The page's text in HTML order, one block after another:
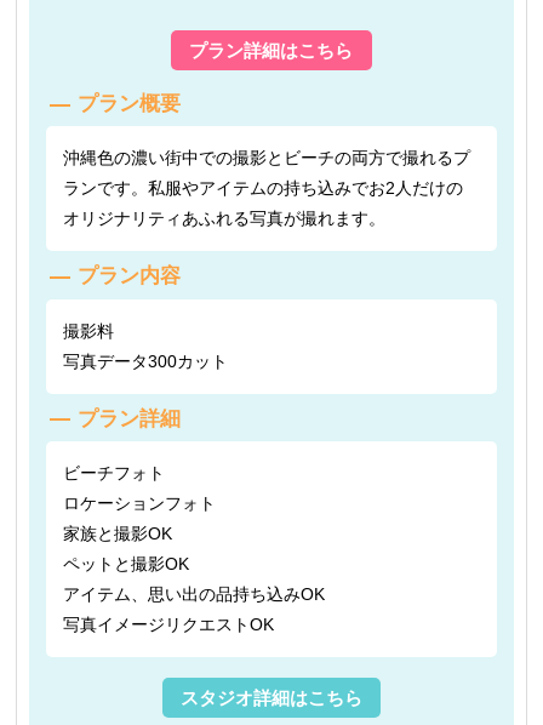
プラン詳細はこちら
プラン概要
沖縄色の濃い街中での撮影とビーチの両方で撮れるプ
ランです。私服やアイテムの持ち込みでお2人だけの
オリジナリティあふれる写真が撮れます。
プラン内容
撮影料
写真データ300カット
プラン詳細
ビーチフォト
ロケーションフォト
家族と撮影OK
ペットと撮影OK
アイテム、思い出の品持ち込みOK
写真イメージリクエストOK
スタジオ詳細はこちら